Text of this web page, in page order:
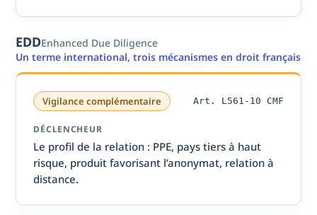
EDDEnhanced Due Diligence
Un terme international, trois mécanismes en droit français
Vigilance complémentaire Art. L561-10 CMF
DÉCLENCHEUR
Le profil de la relation : PPE, pays tiers à haut
risque, produit favorisant l’anonymat, relation à
distance.